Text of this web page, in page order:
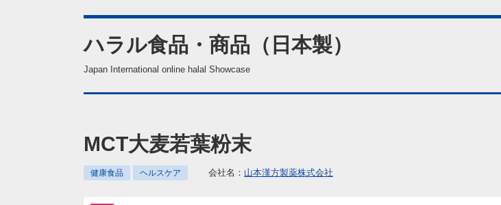
ハラル食品・商品（日本製）
Japan International online halal Showcase
MCT大麦若葉粉末
健康食品 ヘルスケア 会社名： 山本漢方製薬株式会社